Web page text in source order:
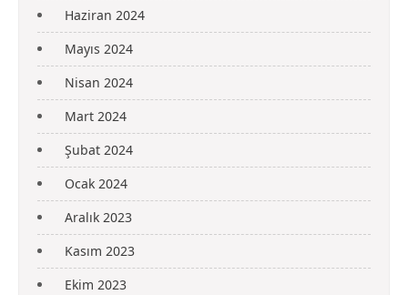
Haziran 2024
Mayıs 2024
Nisan 2024
Mart 2024
Şubat 2024
Ocak 2024
Aralık 2023
Kasım 2023
Ekim 2023